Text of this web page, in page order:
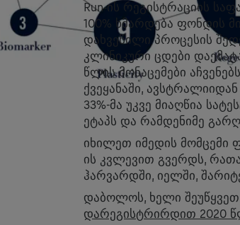
Run-ის რეგისტრაციის
100% ხმარდება ფონდის
დახვეწილი პროცესის
კლინიკური ცდები
წლის მონაცემები
ქვეყანაში,
33%-მა უკვე მიაღწია
ეტაპს და რამდენიმე
იხილეთ იმედის მომცემი
ის კვლევით გვერდს, რათა
ჰარვარდში, იელში,
დაბოლოს, ხელი
დარეგისტრირდით 2020